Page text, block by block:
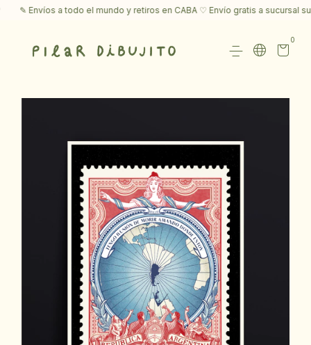
✎ Envíos a todo el mundo y retiros en CABA ♡ Envío gratis a sucursal
0